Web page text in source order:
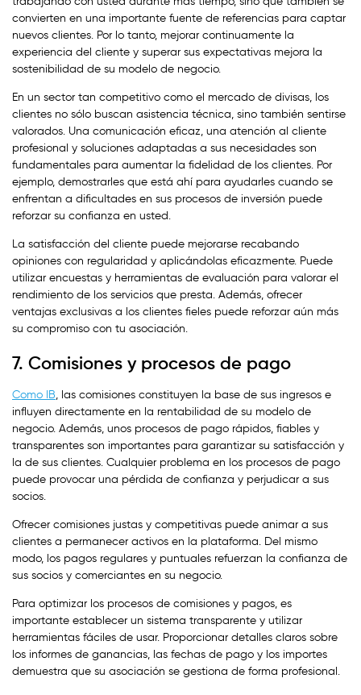
convierten en una importante fuente de referencias para captar
nuevos clientes. Por lo tanto, mejorar continuamente la
experiencia del cliente y superar sus expectativas mejora la
sostenibilidad de su modelo de negocio.
En un sector tan competitivo como el mercado de divisas, los
clientes no sólo buscan asistencia técnica, sino también sentirse
valorados. Una comunicación eficaz, una atención al cliente
profesional y soluciones adaptadas a sus necesidades son
fundamentales para aumentar la fidelidad de los clientes. Por
ejemplo, demostrarles que está ahí para ayudarles cuando se
enfrentan a dificultades en sus procesos de inversión puede
reforzar su confianza en usted.
La satisfacción del cliente puede mejorarse recabando
opiniones con regularidad y aplicándolas eficazmente. Puede
utilizar encuestas y herramientas de evaluación para valorar el
rendimiento de los servicios que presta. Además, ofrecer
ventajas exclusivas a los clientes fieles puede reforzar aún más
su compromiso con tu asociación.
7. Comisiones y procesos de pago
Como IB, las comisiones constituyen la base de sus ingresos e
influyen directamente en la rentabilidad de su modelo de
negocio. Además, unos procesos de pago rápidos, fiables y
transparentes son importantes para garantizar su satisfacción y
la de sus clientes. Cualquier problema en los procesos de pago
puede provocar una pérdida de confianza y perjudicar a sus
socios.
Ofrecer comisiones justas y competitivas puede animar a sus
clientes a permanecer activos en la plataforma. Del mismo
modo, los pagos regulares y puntuales refuerzan la confianza de
sus socios y comerciantes en su negocio.
Para optimizar los procesos de comisiones y pagos, es
importante establecer un sistema transparente y utilizar
herramientas fáciles de usar. Proporcionar detalles claros sobre
los informes de ganancias, las fechas de pago y los importes
demuestra que su asociación se gestiona de forma profesional.